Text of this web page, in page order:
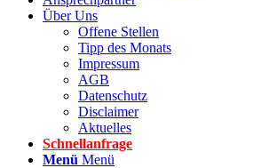
Über Uns
Offene Stellen
Tipp des Monats
Impressum
AGB
Datenschutz
Disclaimer
Aktuelles
Schnellanfrage
Menü Menü